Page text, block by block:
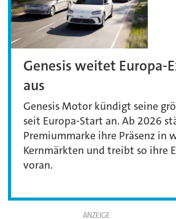
Genesis weitet Europa-
aus
Genesis Motor kündigt seine
seit Europa-Start an. Ab 2026
Premiummarke ihre Präsenz in
Kernmärkten und treibt so ihre
voran.
ANZEIGE